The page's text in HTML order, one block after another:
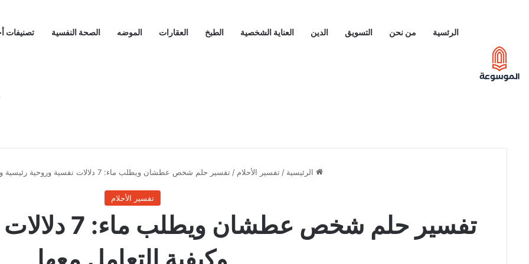
الرئسية من نحن التسويق الدين العناية الشخصية الطبخ العقارات الموضه الصحة النفسية تصنيفات
الرئيسية / تفسير الأحلام / تفسير حلم شخص عطشان ويطلب ماء: 7 دلالات نفسية وروحية رئيسية وكيفية التعامل معها
تفسير الأحلام
تفسير حلم